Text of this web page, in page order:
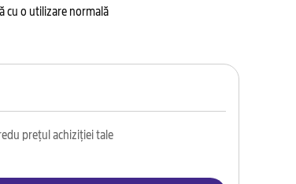
cu o utilizare normală
prețul achiziției tale